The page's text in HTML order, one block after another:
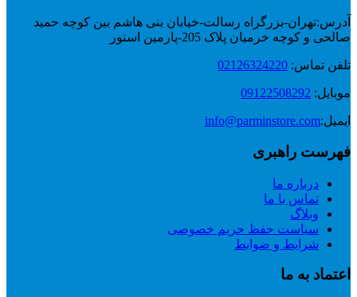
آدرس:تهران-بزرگراه رسالت-خیابان بنی هاشم بین کوچه حمید
صالحی و کوچه خرمیان پلاک 205-پارمین استور
تلفن تماس: 02126324220
موبایل: 09122508292
ایمیل:info@parminstore.com
فهرست راهبری
درباره ما
تماس با ما
وبلاگ
سیاست حفظ حریم خصوصی
شرایط و ضوابط
اعتماد به ما